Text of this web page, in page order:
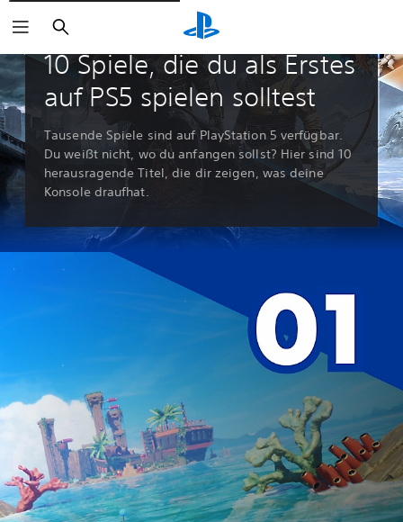
Suchen
Leitfäden & Leitartikel
10 Spiele, die du als Erstes
auf PS5 spielen solltest
Tausende Spiele sind auf PlayStation 5 verfügbar.
Du weißt nicht, wo du anfangen sollst? Hier sind 10
herausragende Titel, die dir zeigen, was deine
Konsole draufhat.